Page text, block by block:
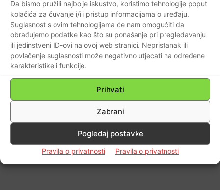
Da bismo pružili najbolje iskustvo, koristimo tehnologije poput
kolačića za čuvanje i/ili pristup informacijama o uređaju.
Suglasnost s ovim tehnologijama će nam omogućiti da
obrađujemo podatke kao što su ponašanje pri pregledavanju
ili jedinstveni ID-ovi na ovoj web stranici. Nepristanak ili
povlačenje suglasnosti može negativno utjecati na određene
karakteristike i funkcije.
Prihvati
Zabrani
Pogledaj postavke
Pravila o privatnosti Pravila o privatnosti
Impressum Kontaktirajte nas Pravila o privatnosti
© Newspaper WordPress Theme by TagDiv